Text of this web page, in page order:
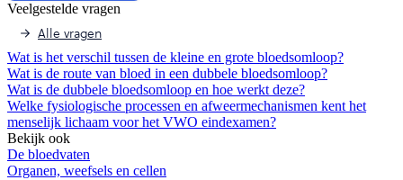
Veelgestelde vragen
Alle vragen
Wat is het verschil tussen de kleine en grote bloedsomloop?
Wat is de route van bloed in een dubbele bloedsomloop?
Wat is de dubbele bloedsomloop en hoe werkt deze?
Welke fysiologische processen en afweermechanismen kent het
menselijk lichaam voor het VWO eindexamen?
Bekijk ook
De bloedvaten
Organen, weefsels en cellen